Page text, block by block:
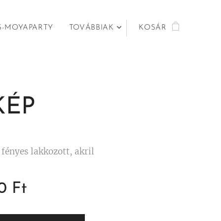
MOYAPARTY TOVÁBBIAK KOSÁR
fényes lakkozott, akril
Ft